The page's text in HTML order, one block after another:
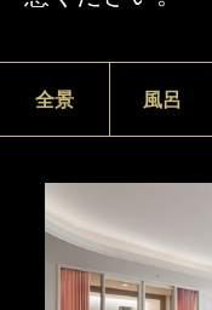
全景 風呂